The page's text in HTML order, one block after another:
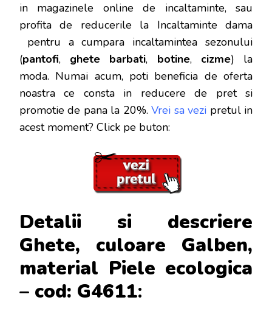
in magazinele online de incaltaminte, sau
profita de reducerile la Incaltaminte dama
pentru a cumpara incaltamintea sezonului
(pantofi, ghete barbati, botine, cizme) la
moda. Numai acum, poti beneficia de oferta
noastra ce consta in reducere de pret si
promotie de pana la 20%.Vrei sa vezi pretul in
acest moment? Click pe buton:
Detalii si descriere
Ghete, culoare Galben,
material Piele ecologica
– cod: G4611: